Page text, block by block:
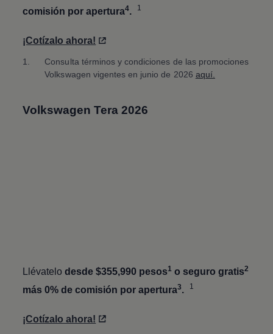
comisión por apertura4. 1
¡Cotízalo ahora!
1.
Consulta términos y condiciones de las promociones
Volkswagen vigentes en junio de 2026 aquí.
Volkswagen Tera 2026
Llévatelodesde $355,990 pesos1 o seguro gratis2
más 0% de comisión por apertura3. 1
¡Cotízalo ahora!